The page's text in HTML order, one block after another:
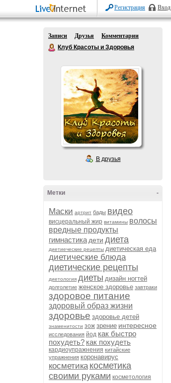
Регистрация Вход
Записи Друзья
Комментарии
Клуб Красоты и Здоровья
В друзья
-
Метки
Маски артрит бады видео
висцеральный жир витамины волосы
вредные продукты
гимнастика дети диета
диетиеческие рецепты диетическая еда
диетические блюда
диетические рецепты
диетология диеты дизайн ногтей
долголетие женское здоровье завтраки
здоровое питание
здоровый образ жизни
здоровье здоровье детей
знаменитости зож зрение интересное
исследования йод как быстро
похудеть? как похудеть
кардиоупражнения китайские
упражнения коронавирус
косметика косметика
своими руками косметология